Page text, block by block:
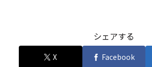
シェアする
X Facebook